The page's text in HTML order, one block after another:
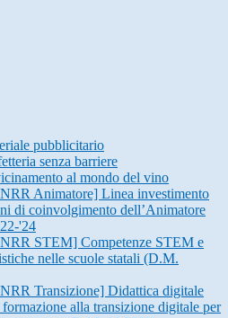
pubblicitario
senza barriere
al mondo del vino
Animatore] Linea investimento
di coinvolgimento dell’Animatore
'24
STEM] Competenze STEM e
nelle scuole statali (D.M.
Transizione] Didattica digitale
formazione alla transizione digitale per